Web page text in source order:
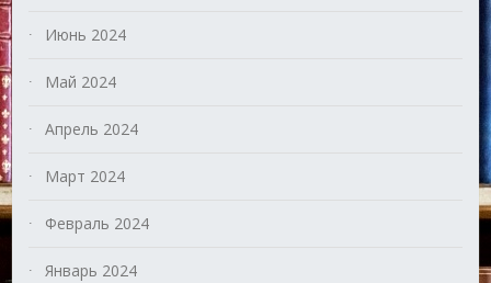
Июнь 2024
Май 2024
Апрель 2024
Март 2024
Февраль 2024
Январь 2024